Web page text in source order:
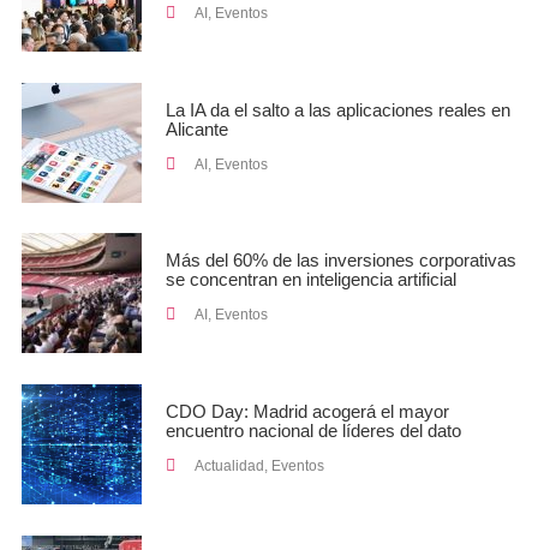
AI, Eventos
La IA da el salto a las aplicaciones reales en
Alicante
AI Eventos
Más del 60% de las inversiones corporativas
se concentran en inteligencia artificial
AI , Eventos
CDO Day: Madrid acogerá el mayor
encuentro nacional de líderes del dato
Actualidad, Eventos